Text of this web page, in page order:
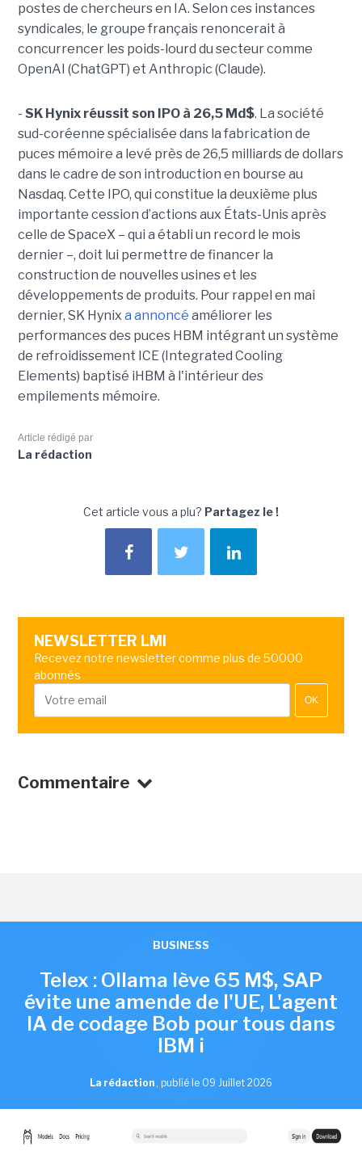
postes de chercheurs en IA. Selon ces instances
syndicales, le groupe français renoncerait à
concurrencer les poids-lourd du secteur comme
OpenAI (ChatGPT) et Anthropic (Claude).
- SK Hynix réussit son IPO à 26,5 Md$. La société
sud-coréenne spécialisée dans la fabrication de
puces mémoire a levé près de 26,5 milliards de dollars
dans le cadre de son introduction en bourse au
Nasdaq. Cette IPO, qui constitue la deuxième plus
importante cession d’actions aux États-Unis après
celle de SpaceX – qui a établi un record le mois
dernier –, doit lui permettre de financer la
construction de nouvelles usines et les
développements de produits. Pour rappel en mai
dernier, SK Hynix a annoncé améliorer les
performances des puces HBM intégrant un système
de refroidissement ICE (Integrated Cooling
Elements) baptisé iHBM à l'intérieur des
empilements mémoire.
Article rédigé par
La rédaction
Cet article vous a plu? Partagez le !
NEWSLETTER LMI
Recevez notre newsletter comme plus de 50000
abonnés
OK
Commentaire
BUSINESS
Telex : Ollama lève 65 M$, SAP
évite une amende de l'UE, L'agent
IA de codage Bob pour tous dans
IBM i
La rédaction , publié le 09 Juillet 2026